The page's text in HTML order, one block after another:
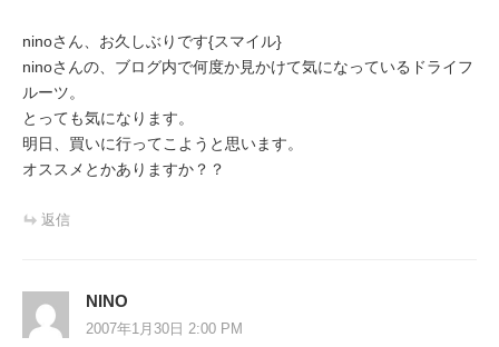
ninoさん、お久しぶりです{スマイル}
ninoさんの、ブログ内で何度か見かけて気になっているドライフ
ルーツ。
とっても気になります。
明日、買いに行ってこようと思います。
オススメとかありますか？？
返信
NINO
2007年1月30日 2:00 PM